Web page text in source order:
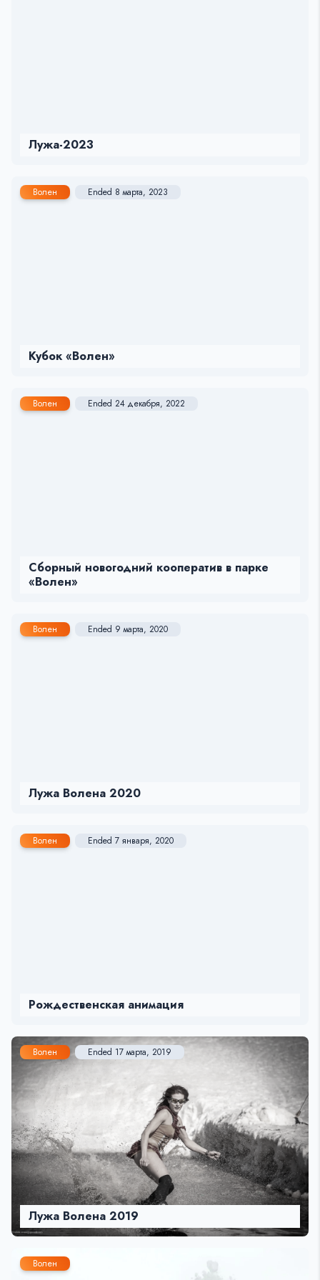
Лужа-2023
Волен Ended 8 марта, 2023
Кубок «Волен»
Волен Ended 24 декабря, 2022
Сборный новогодний кооператив в парке
«Волен»
Волен Ended 9 марта, 2020
Лужа Волена 2020
Волен Ended 7 января, 2020
Рождественская анимация
Волен Ended 17 марта, 2019
Лужа Волена 2019
Волен